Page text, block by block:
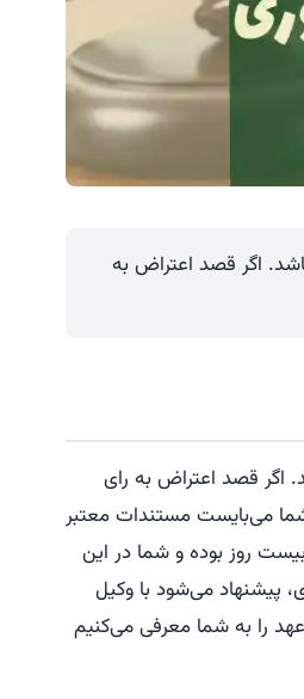
اگر قصد اعتراض به
اگر قصد اعتراض به رای
شما می‌بایست مستندات معتبر
روز بوده و شما در این
پیشنهاد می‌شود با وکیل
را به شما معرفی می‌کنیم